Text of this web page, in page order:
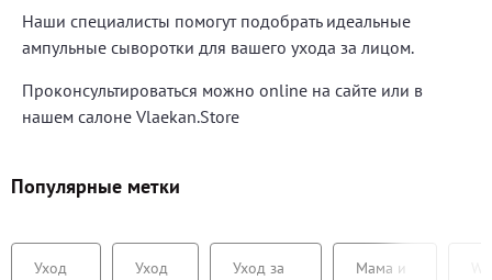
Наши специалисты помогут подобрать идеальные
ампульные сыворотки для вашего ухода за лицом.
Проконсультироваться можно online на сайте или в
нашем салоне Vlaekan.Store
Популярные метки
Уход
Уход
Уход за
Мама и